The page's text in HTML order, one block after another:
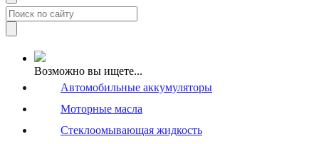
Возможно вы ищете...
Автомобильные аккумуляторы
Моторные масла
Стеклоомывающая жидкость